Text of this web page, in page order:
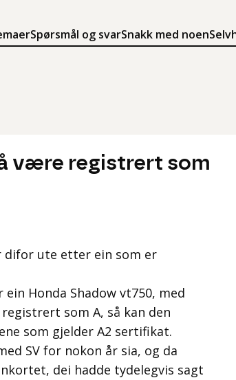
Spørsmål og svarSnakk med noen
være registrert som
difor ute etter ein som er
Honda Shadow vt750, med
som A, så kan den
som gjelder A2 sertifikat.
SV for nokon år sia, og da
dei hadde tydelegvis sagt